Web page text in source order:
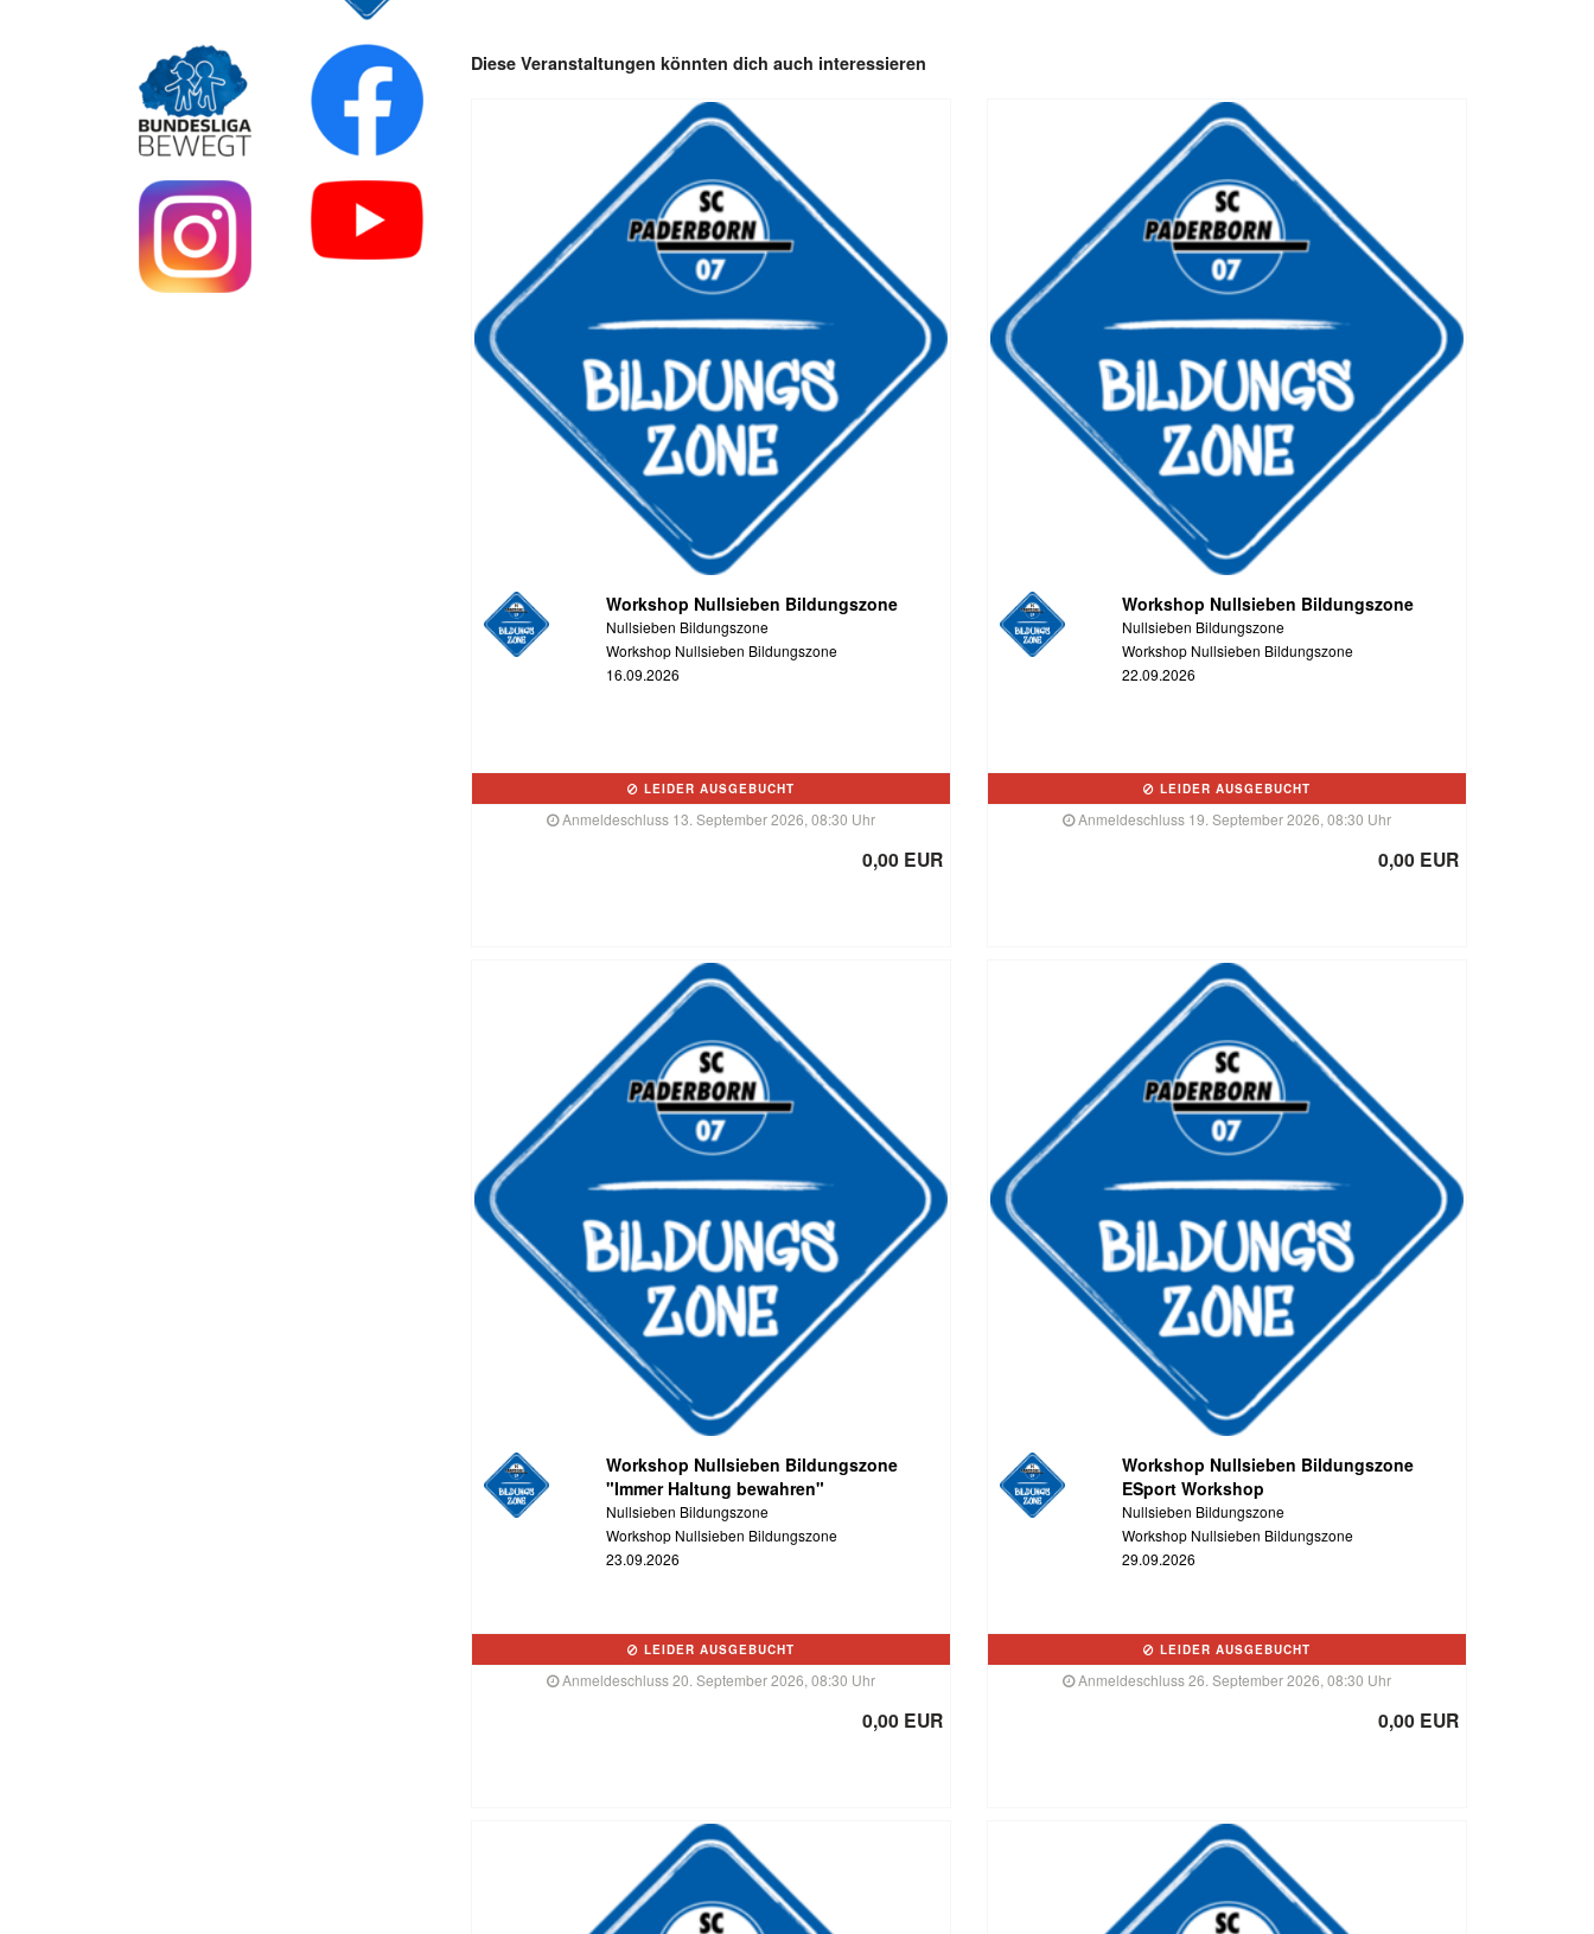
Diese Veranstaltungen könnten dich auch interessieren
Workshop Nullsieben Bildungszone
Nullsieben Bildungszone
Workshop Nullsieben Bildungszone
16.09.2026
LEIDER AUSGEBUCHT
Anmeldeschluss 13. September 2026, 08:30 Uhr
0,00 EUR
Workshop Nullsieben Bildungszone
Nullsieben Bildungszone
Workshop Nullsieben Bildungszone
22.09.2026
LEIDER AUSGEBUCHT
Anmeldeschluss 19. September 2026, 08:30 Uhr
0,00 EUR
Workshop Nullsieben Bildungszone
"Immer Haltung bewahren"
Nullsieben Bildungszone
Workshop Nullsieben Bildungszone
23.09.2026
LEIDER AUSGEBUCHT
Anmeldeschluss 20. September 2026, 08:30 Uhr
0,00 EUR
Workshop Nullsieben Bildungszone
ESport Workshop
Nullsieben Bildungszone
Workshop Nullsieben Bildungszone
29.09.2026
LEIDER AUSGEBUCHT
Anmeldeschluss 26. September 2026, 08:30 Uhr
0,00 EUR